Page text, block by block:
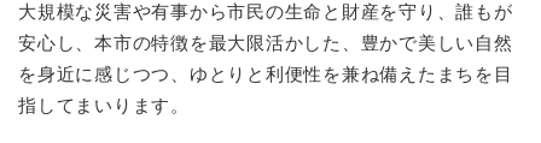
大規模な災害や有事から市民の生命と財産を守り、誰もが
安心し、本市の特徴を最大限活かした、豊かで美しい自然
を身近に感じつつ、ゆとりと利便性を兼ね備えたまちを目
指してまいります。